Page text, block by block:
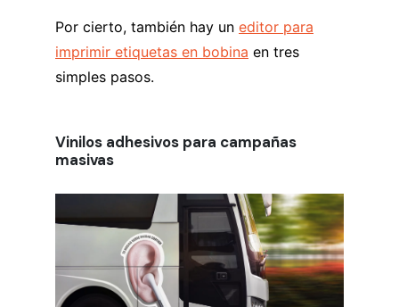
Por cierto, también hay un editor para
imprimir etiquetas en bobina en tres
simples pasos.
Vinilos adhesivos para campañas
masivas